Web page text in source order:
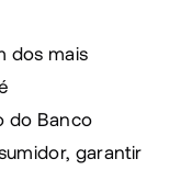
dos mais
do Banco
garantir